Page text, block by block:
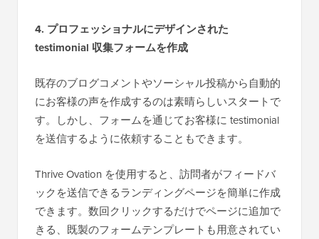
4. プロフェッショナルにデザインされた
testimonial 収集フォームを作成
既存のブログコメントやソーシャル投稿から自動的
にお客様の声を作成するのは素晴らしいスタートで
す。しかし、フォームを通じてお客様に testimonial
を送信するように依頼することもできます。
Thrive Ovation を使用すると、訪問者がフィードバ
ックを送信できるランディングページを簡単に作成
できます。数回クリックするだけでページに追加で
きる、既製のフォームテンプレートも用意されてい